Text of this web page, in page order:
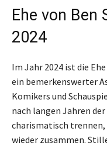
Ehe von Ben
2024
Im Jahr 2024 ist die
ein bemerkenswerter
Komikers und
nach langen Jahren
charismatisch trennen,
wieder zusammen.